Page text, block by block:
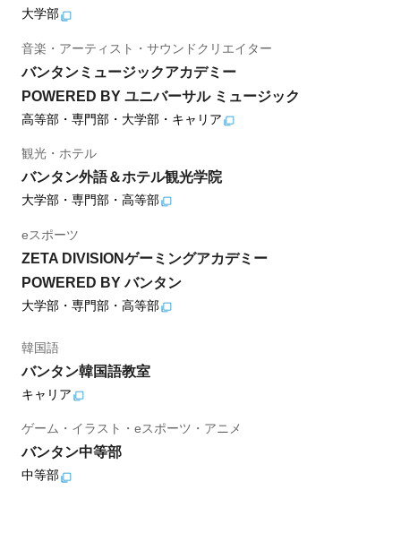
大学部
音楽・アーティスト・サウンドクリエイター
バンタンミュージックアカデミー
POWERED BY ユニバーサル ミュージック
高等部・専門部・大学部・キャリア
観光・ホテル
バンタン外語＆ホテル観光学院
大学部・専門部・高等部
eスポーツ
ZETA DIVISIONゲーミングアカデミー
POWERED BY バンタン
大学部・専門部・高等部
韓国語
バンタン韓国語教室
キャリア
ゲーム・イラスト・eスポーツ・アニメ
バンタン中等部
中等部